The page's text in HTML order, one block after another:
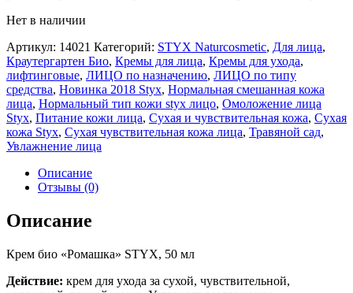
Нет в наличии
Артикул: 14021 Категорий: STYX Naturcosmetic, Для лица,
Краутергартен Био, Кремы для лица, Кремы для ухода,
лифтинговые, ЛИЦО по назначению, ЛИЦО по типу
средства, Новинка 2018 Styx, Нормальная смешанная кожа
лица, Нормальный тип кожи styx лицо, Омоложение лица
Styx, Питание кожи лица, Сухая и чувствительная кожа, Сухая
кожа Styx, Сухая чувствительная кожа лица, Травяной сад,
Увлажнение лица
Описание
Отзывы (0)
Описание
Крем био «Ромашка» STYX, 50 мл
Действие: крем для ухода за сухой, чувствительной,